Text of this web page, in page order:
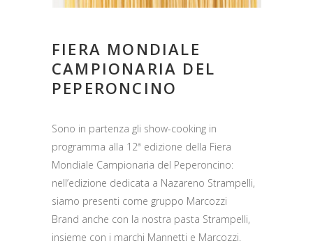
FIERA MONDIALE
CAMPIONARIA DEL
PEPERONCINO
Sono in partenza gli show-cooking in
programma alla 12ª edizione della Fiera
Mondiale Campionaria del Peperoncino:
nell’edizione dedicata a Nazareno Strampelli,
siamo presenti come gruppo Marcozzi
Brand anche con la nostra pasta Strampelli,
insieme con i marchi Mannetti e Marcozzi.